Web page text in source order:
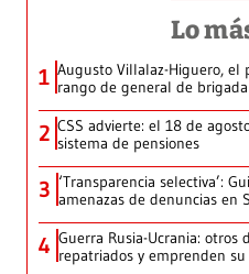
Lo
1 Augusto Villalaz-Higuero, el
rango de general de
2 CSS advierte: el 18 de
sistema de pensiones
3 ‘Transparencia selectiva’:
amenazas de denuncias en
4 Guerra Rusia-Ucrania: otros
repatriados y emprenden